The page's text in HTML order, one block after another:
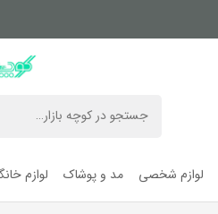
لوازم شخصی مد و پوشاک لوازم